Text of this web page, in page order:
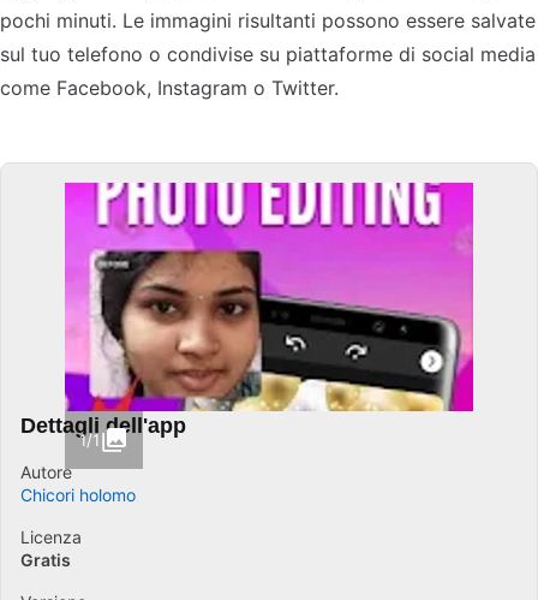
pochi minuti. Le immagini risultanti possono essere salvate
sul tuo telefono o condivise su piattaforme di social media
come Facebook, Instagram o Twitter.
1/1
Dettagli dell'app
Autore
Chicori holomo
Licenza
Gratis